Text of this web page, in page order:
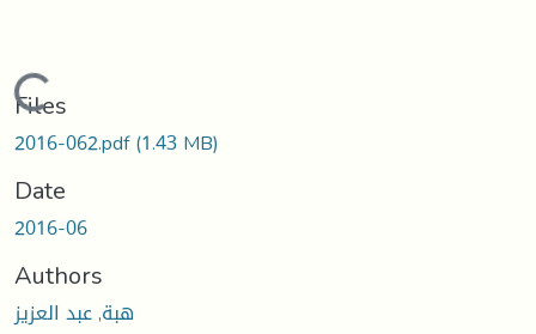
Loading...
Files
2016-062.pdf(1.43 MB)
Date
2016-06
Authors
هبة, عبد العزيز